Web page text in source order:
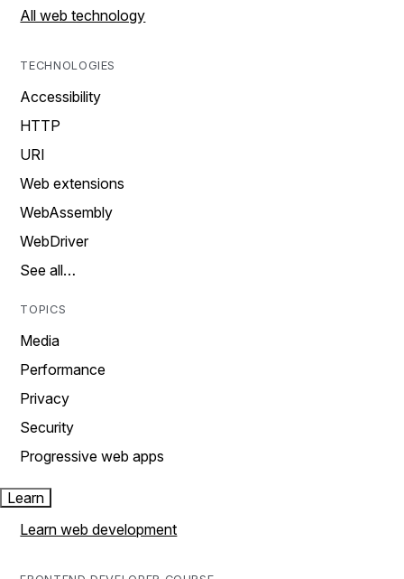
All web technology
TECHNOLOGIES
Accessibility
HTTP
URI
Web extensions
WebAssembly
WebDriver
See all…
TOPICS
Media
Performance
Privacy
Security
Progressive web apps
Learn
Learn web development